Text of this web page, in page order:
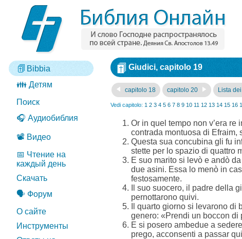
Bibbia
👪 Детям
Поиск
🎧 Аудиобиблия
📽️ Видео
📅 Чтение на
каждый день
Скачать
🗣️ Форум
О сайте
Инструменты
Giudici, capitolo 19
capitolo 18 capitolo 20 Lista
Vedi capitolo: 1 2 3 4 5 6 7 8 9 10 11 12 13 14 15 16
Or in quel tempo non v’era
contrada montuosa di Efraim,
Questa sua concubina gli fu
stette per lo spazio di quattro
E suo marito si levò e andò
due asini. Essa lo menò in
festosamente.
Il suo suocero, il padre della
pernottarono quivi.
Il quarto giorno si levarono
genero: «Prendi un boccon di
E si posero ambedue a
prego, acconsenti a passar